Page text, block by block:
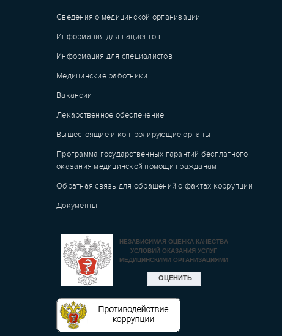
Сведения о медицинской организации
Информация для пациентов
Информация для специалистов
Медицинские работники
Вакансии
Лекарственное обеспечение
Вышестоящие и контролирующие органы
Программа государственных гарантий бесплатного
оказания медицинской помощи гражданам
Обратная связь для обращений о фактах коррупции
Документы